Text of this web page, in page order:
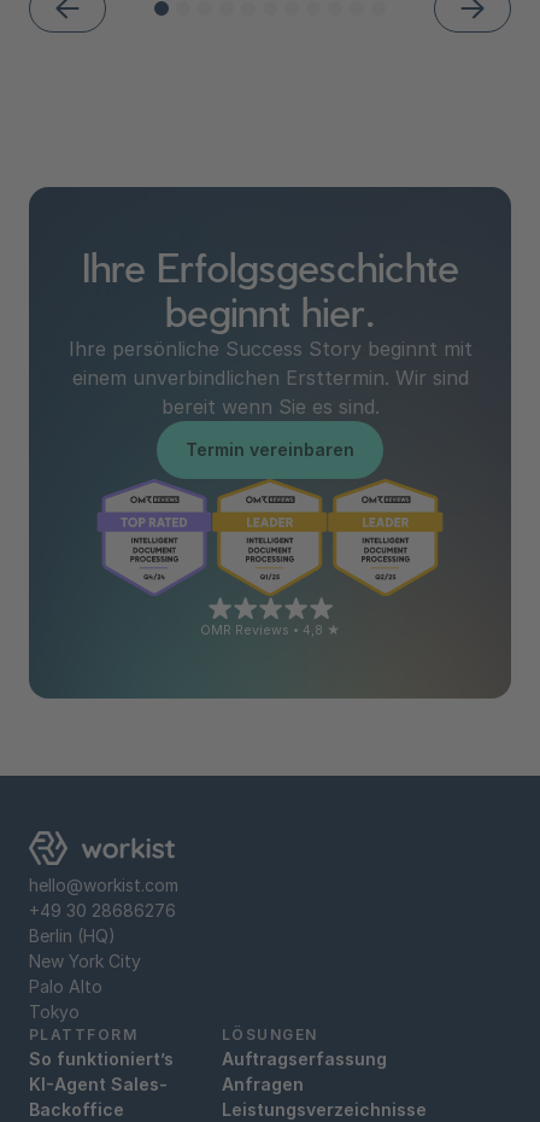
Ihre Erfolgsgeschichte
beginnt hier.
Ihre persönliche Success Story beginnt mit
einem unverbindlichen Ersttermin. Wir sind
bereit wenn Sie es sind.
Termin vereinbaren
OMR Reviews • 4,8 ★
PLATTFORM
So funktioniert’s
KI-Agent Sales-
Backoffice
LÖSUNGEN
Auftragserfassung
Anfragen
Leistungsverzeichnisse
hello@workist.com
+49 30 28686276
Berlin (HQ)
New York City
Palo Alto
Tokyo